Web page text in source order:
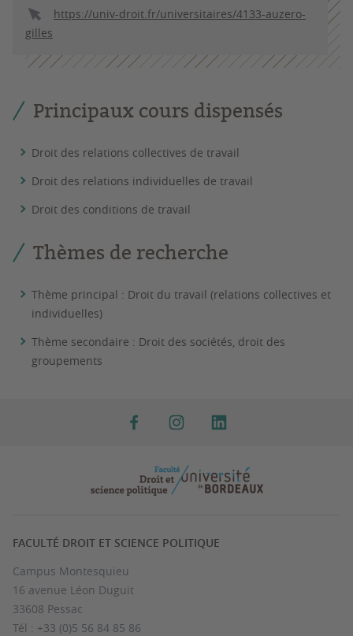
https://univ-droit.fr/universitaires/4133-auzero-
gilles
Principaux cours dispensés
Droit des relations collectives de travail
Droit des relations individuelles de travail
Droit des conditions de travail
Thèmes de recherche
Thème principal : Droit du travail (relations collectives et
individuelles)
Thème secondaire : Droit des sociétés, droit des
groupements
FACULTÉ DROIT ET SCIENCE POLITIQUE
Campus Montesquieu
16 avenue Léon Duguit
33608 Pessac
Tél : +33 (0)5 56 84 85 86